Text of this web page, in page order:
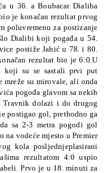
u 36. a Boubacar Dialiba
je konačan rezultat prvog
poluvremenu za postizanje
Dialibi koji pogađa u 54.
postiže Jahić u 78. i 80.
rezultat bio je 6:0.U
koji su se sastali prvi put
mreže su mirovale, ali onda
pogođa glavom sa nekih
Travnik dolazi i do drugog
postigao gol, prethodno ga
sa 2-3 metra pogodi gol
vodeće mjesto u Premier
kola posljednjeplasirani
rezultatom 4:0 uspio
Prvo je u 18. minuti za